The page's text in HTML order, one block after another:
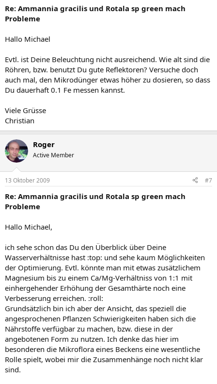
Re: Ammannia gracilis und Rotala sp green mach
Probleme
Hallo Michael
Evtl. ist Deine Beleuchtung nicht ausreichend. Wie alt sind die
Röhren, bzw. benutzt Du gute Reflektoren? Versuche doch
auch mal, den Mikrodünger etwas höher zu dosieren, so dass
Du dauerhaft 0.1 Fe messen kannst.
Viele Grüsse
Christian
Roger
Active Member
13 Oktober 2009 #7
Re: Ammannia gracilis und Rotala sp green mach
Probleme
Hallo Michael,
ich sehe schon das Du den Überblick über Deine
Wasserverhältnisse hast :top: und sehe kaum Möglichkeiten
der Optimierung. Evtl. könnte man mit etwas zusätzlichem
Magnesium bis zu einem Ca/Mg-Verhältniss von 1:1 mit
einhergehender Erhöhung der Gesamthärte noch eine
Verbesserung erreichen. :roll:
Grundsätzlich bin ich aber der Ansicht, das speziell die
angesprochenen Pflanzen Schwierigkeiten haben sich die
Nährstoffe verfügbar zu machen, bzw. diese in der
angebotenen Form zu nutzen. Ich denke das hier im
besonderen die Mikroflora eines Beckens eine wesentliche
Rolle spielt, wobei mir die Zusammenhänge noch nicht klar
sind.